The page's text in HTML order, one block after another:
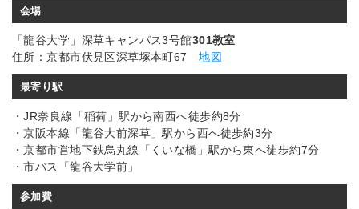
会場
「龍谷大学」深草キャンパス3号館301教室
住所：京都市伏見区深草塚本町67地図
最寄り駅
・JR奈良線「稲荷」駅から南西へ徒歩約8分
・京阪本線「龍谷大前深草」駅から西へ徒歩約3分
・京都市営地下鉄烏丸線「くいな橋」駅から東へ徒歩約7分
・市バス「龍谷大学前」
参加費